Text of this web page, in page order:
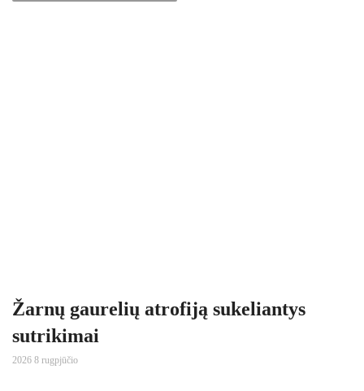
Žarnų gaurelių atrofiją sukeliantys
sutrikimai
2026 8 rugpjūčio